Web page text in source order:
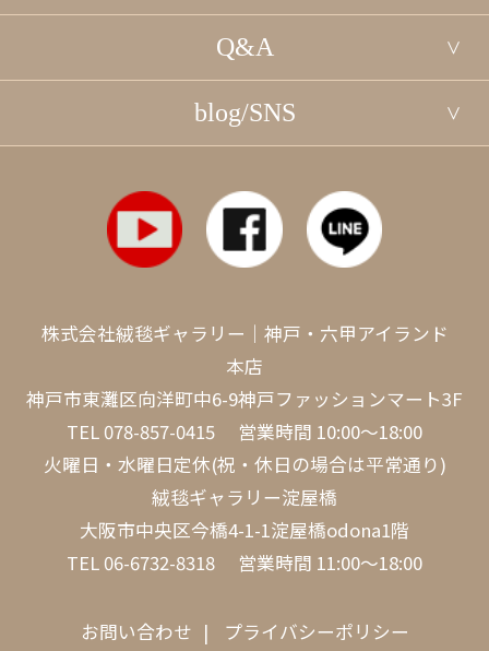
Q&A
blog/SNS
株式会社絨毯ギャラリー｜神戸・六甲アイランド
本店
神戸市東灘区向洋町中6-9神戸ファッションマート3F
TEL 078-857-0415 営業時間 10:00～18:00
火曜日・水曜日定休(祝・休日の場合は平常通り)
絨毯ギャラリー淀屋橋
大阪市中央区今橋4-1-1淀屋橋odona1階
TEL 06-6732-8318 営業時間 11:00～18:00
お問い合わせ プライバシーポリシー